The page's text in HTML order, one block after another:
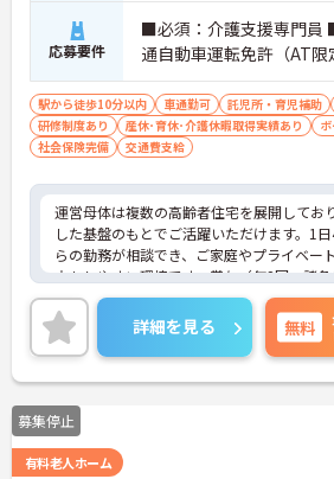
応募要件
■必須：介護支援専門員
通自動車運転免許（AT限
駅から徒歩10分以内 車通勤可 託児所・育児補助
研修制度あり
産休･育休･介護休暇取得実績あり
社会保険完備
交通費支給
運営母体は複数の高齢者住宅を展開してお
した基盤のもとでご活躍いただけます。1
らの勤務が相談でき、ご家庭やプライベー
立もしやすい環境です。賞与（年2回、諸
や昇給の実績もあり、あなたの頑張りがし
評価されます。無料の社員給食（1日1食）
からの復職をサポートする育児給付金+（
制度（最大10万円）、資格取得支援制度（
円補助）など、福利厚生も充実しています
修やキャリアパス制度も整っており、スキル
を目指したい方にも最適です。ご興味のある
は、面接対策ポイントなど、さらに詳細をお
ますのでお気軽にご相談ください！
詳細を見る 無料
募集停止
有料老人ホーム